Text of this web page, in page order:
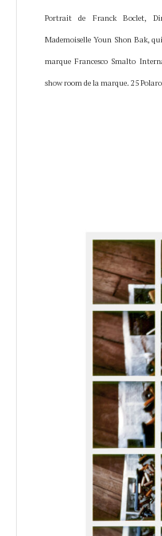
Portrait de Franck Boclet,
Mademoiselle Youn Shon Bak,
marque Francesco Smalto
show room de la marque. 25